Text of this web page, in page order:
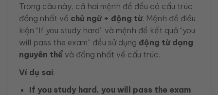
Trong câu này, cả hai mệnh đề đều có cấu trúc
đồng nhất về chủ ngữ + động từ. Mệnh đề điều
kiện “If you study hard” và mệnh đề kết quả “you
will pass the exam” đều sử dụng động từ dạng
nguyên thể và đồng nhất về cấu trúc.
Ví dụ sai:
If you study hard, you will pass the exam